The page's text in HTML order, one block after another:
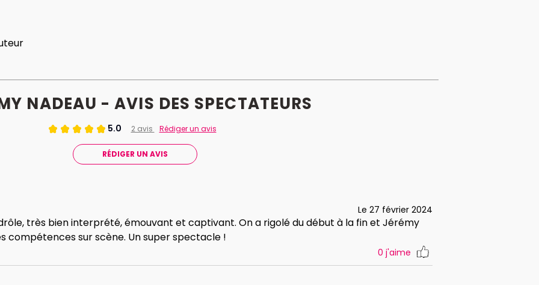
NADEAU - AVIS DES SPECTATEURS
5.0 2 avis Rédiger un avis
RÉDIGER UN AVIS
Le 27 février 2024
très bien interprété, émouvant et captivant. On a rigolé du début à la fin et Jérémy
compétences sur scène. Un super spectacle !
0 j'aime